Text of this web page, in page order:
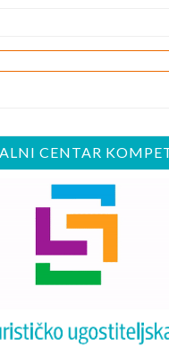
CENTAR